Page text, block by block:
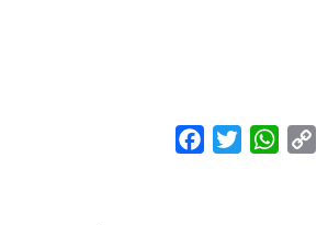
FacebookTwitter